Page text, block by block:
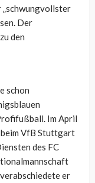
Der
den
schon
Im April
VfB Stuttgart
des FC
er